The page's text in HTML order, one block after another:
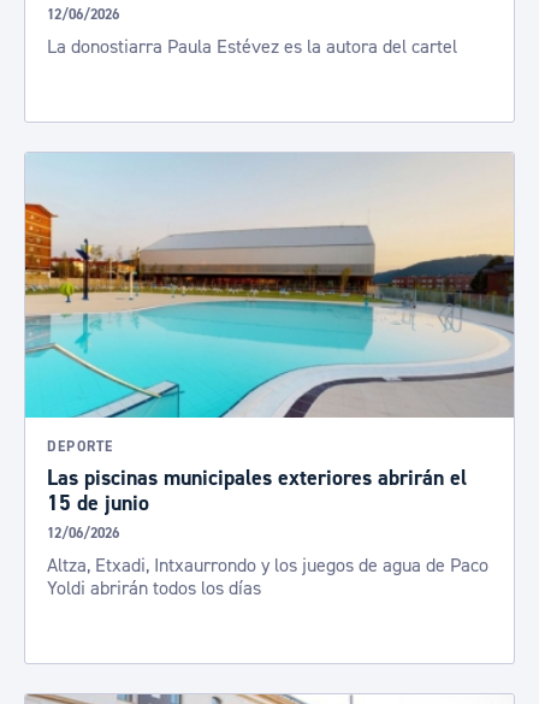
12/06/2026
La donostiarra Paula Estévez es la autora del cartel
DEPORTE
Las piscinas municipales exteriores abrirán el
15 de junio
12/06/2026
Altza, Etxadi, Intxaurrondo y los juegos de agua de Paco
Yoldi abrirán todos los días